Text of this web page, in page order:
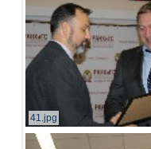
41.jpg